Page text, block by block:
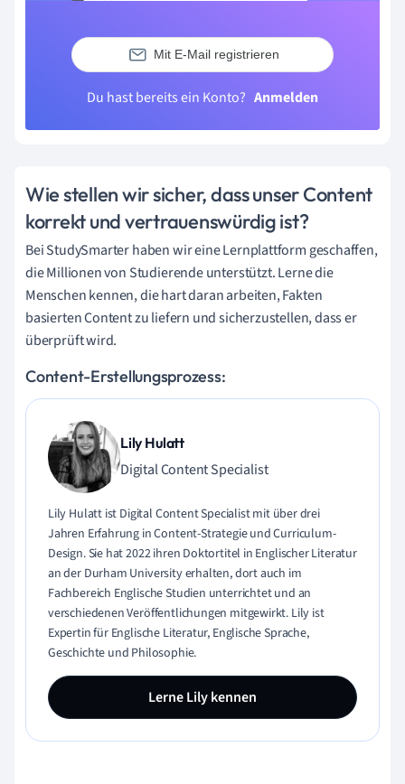
Mit E-Mail registrieren
Du hast bereits ein Konto? Anmelden
Wie stellen wir sicher, dass unser Content
korrekt und vertrauenswürdig ist?
Bei StudySmarter haben wir eine Lernplattform geschaffen,
die Millionen von Studierende unterstützt. Lerne die
Menschen kennen, die hart daran arbeiten, Fakten
basierten Content zu liefern und sicherzustellen, dass er
überprüft wird.
Content-Erstellungsprozess:
Lily Hulatt
Digital Content Specialist
Lily Hulatt ist Digital Content Specialist mit über drei
Jahren Erfahrung in Content-Strategie und Curriculum-
Design. Sie hat 2022 ihren Doktortitel in Englischer Literatur
an der Durham University erhalten, dort auch im
Fachbereich Englische Studien unterrichtet und an
verschiedenen Veröffentlichungen mitgewirkt. Lily ist
Expertin für Englische Literatur, Englische Sprache,
Geschichte und Philosophie.
Lerne Lily kennen